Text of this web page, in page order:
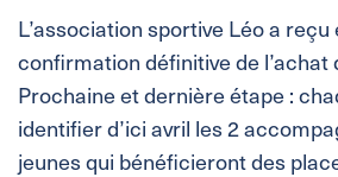
L’association sportive Léo a
confirmation définitive de l’achat
Prochaine et dernière étape :
identifier d’ici avril les 2
jeunes qui bénéficieront des